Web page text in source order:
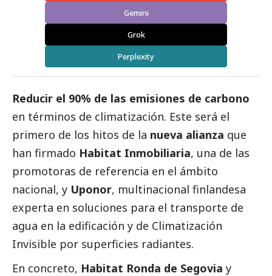
Gemini
Grok
Perplexity
Reducir el 90% de las emisiones de carbono
en términos de climatización. Este será el
primero de los hitos de la nueva alianza que
han firmado Habitat Inmobiliaria, una de las
promotoras de referencia en el ámbito
nacional, y Uponor, multinacional finlandesa
experta en soluciones para el transporte de
agua en la edificación y de Climatización
Invisible por superficies radiantes.
En concreto, Habitat Ronda de Segovia y